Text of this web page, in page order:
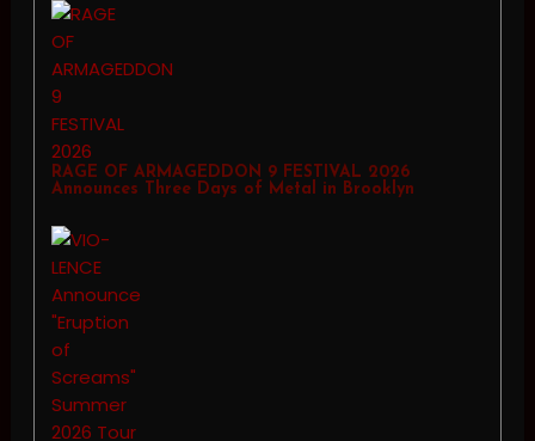
RAGE OF ARMAGEDDON 9 FESTIVAL 2026
Announces Three Days of Metal in Brooklyn